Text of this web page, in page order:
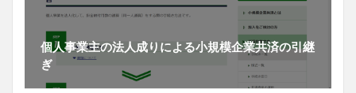
個人事業主の法人成りによる小規模企業共済の引継
ぎ